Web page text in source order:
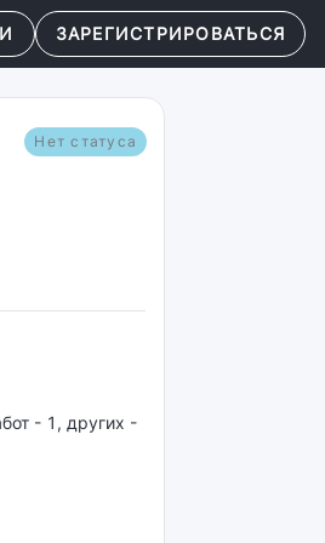
ЗАРЕГИСТРИРОВАТЬСЯ
Нет статуса
- 1, других -